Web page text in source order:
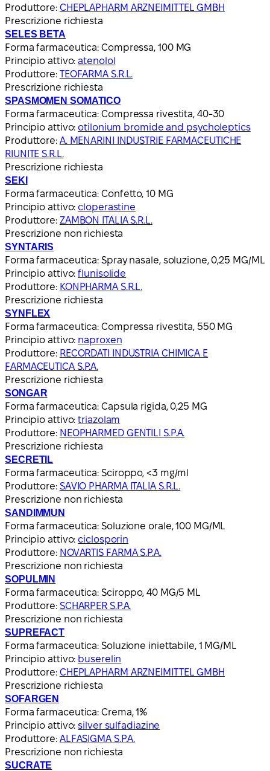
Produttore: CHEPLAPHARM ARZNEIMITTEL GMBH
Prescrizione richiesta
SELES BETA
Forma farmaceutica: Compressa, 100 MG
Principio attivo:atenolol
Produttore: TEOFARMA S.R.L.
Prescrizione richiesta
SPASMOMEN SOMATICO
Forma farmaceutica: Compressa rivestita, 40-30
Principio attivo: otilonium bromide and psycholeptics
Produttore: A. MENARINI INDUSTRIE FARMACEUTICHE
RIUNITE S.R.L.
Prescrizione richiesta
SEKI
Forma farmaceutica: Confetto, 10 MG
Principio attivo: cloperastine
Produttore: ZAMBON ITALIA S.R.L.
Prescrizione non richiesta
SYNTARIS
Forma farmaceutica: Spray nasale, soluzione, 0,25 MG/ML
Principio attivo:flunisolide
Produttore: KONPHARMA S.R.L.
Prescrizione richiesta
SYNFLEX
Forma farmaceutica: Compressa rivestita, 550 MG
Principio attivo: naproxen
Produttore: RECORDATI INDUSTRIA CHIMICA E
FARMACEUTICA S.P.A.
Prescrizione richiesta
SONGAR
Forma farmaceutica: Capsula rigida, 0,25 MG
Principio attivo:triazolam
Produttore: NEOPHARMED GENTILI S.P.A.
Prescrizione richiesta
SECRETIL
Forma farmaceutica: Sciroppo, <3 mg/ml
Produttore: SAVIO PHARMA ITALIA S.R.L.
Prescrizione non richiesta
SANDIMMUN
Forma farmaceutica: Soluzione orale, 100 MG/ML
Principio attivo: ciclosporin
Produttore: NOVARTIS FARMA S.P.A.
Prescrizione non richiesta
SOPULMIN
Forma farmaceutica: Sciroppo, 40 MG/5 ML
Produttore: SCHARPER S.P.A.
Prescrizione non richiesta
SUPREFACT
Forma farmaceutica: Soluzione iniettabile, 1 MG/ML
Principio attivo: buserelin
Produttore: CHEPLAPHARM ARZNEIMITTEL GMBH
Prescrizione richiesta
SOFARGEN
Forma farmaceutica: Crema, 1%
Principio attivo:silver sulfadiazine
Produttore: ALFASIGMA S.P.A.
Prescrizione non richiesta
SUCRATE